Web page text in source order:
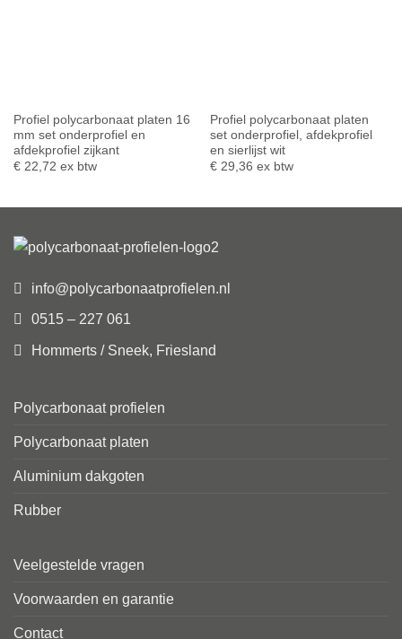
Profiel polycarbonaat platen 16
mm set onderprofiel en
afdekprofiel zijkant
€22,72 ex btw
Profiel polycarbonaat platen
set onderprofiel, afdekprofiel
en sierlijst wit
€29,36 ex btw
info@polycarbonaatprofielen.nl
0515 – 227 061
Hommerts / Sneek, Friesland
Polycarbonaat profielen
Polycarbonaat platen
Aluminium dakgoten
Rubber
Veelgestelde vragen
Voorwaarden en garantie
Contact